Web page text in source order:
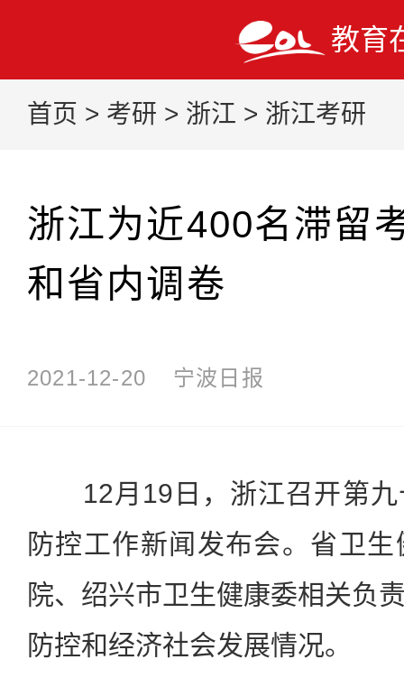
教育
首页 > 考研 > 浙江 > 浙江考研
浙江为近400名滞留
和省内调卷
2021-12-20 宁波日报
12月19日，浙江召开第九
防控工作新闻发布会。省卫
院、绍兴市卫生健康委相关负
防控和经济社会发展情况。